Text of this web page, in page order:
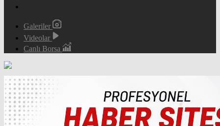
Galeriler
Videolar
Canlı Borsa